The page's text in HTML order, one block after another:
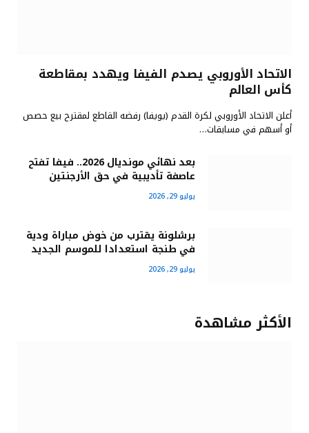
الاتحاد الأوروبي يصدم الفيفا ويهدد بمقاطعة
كأس العالم
أعلن الاتحاد الأوروبي لكرة القدم (يويفا) رفضه القاطع لمقترح بيع حصص
أو أسهم في مسابقات…
بعد نهائي مونديال 2026.. فيفا تفتح
عاصفة تأديبية في حق الأرجنتين
يوليو 29, 2026
برشلونة يقترب من خوض مباراة ودية
في طنجة استعدادا للموسم الجديد
يوليو 29, 2026
الأكثر مشاهدة